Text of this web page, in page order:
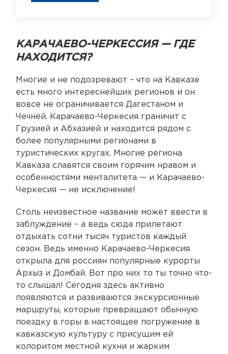
КАРАЧАЕВО-ЧЕРКЕССИЯ — ГДЕ
НАХОДИТСЯ?
Многие и не подозревают – что на Кавказе
есть много интереснейших регионов и он
вовсе не ограничивается Дагестаном и
Чечней. Карачаево-Черкесия граничит с
Грузией и Абхазией и находится рядом с
более популярными регионами в
туристических кругах. Многие региона
Кавказа славятся своим горячим нравом и
особенностями менталитета — и Карачаево-
Черкесия — не исключение!
Столь неизвестное название может ввести в
заблуждение – а ведь сюда прилетают
отдыхать сотни тысяч туристов каждый
сезон. Ведь именно Карачаево-Черкесия
открыла для россиян популярные курорты
Архыз и Домбай. Вот про них то ты точно что-
то слышал! Сегодня здесь активно
появляются и развиваются экскурсионные
маршруты, которые превращают обычную
поездку в горы в настоящее погружение в
кавказскую культуру с присущим ей
колоритом местной кухни и жарким